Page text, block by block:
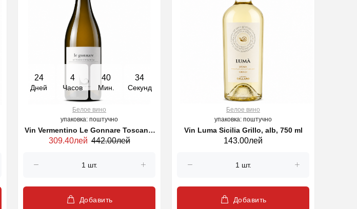
24
Дней
4
Часов
40
Мин.
33
Секунд
Белое вино
упаковка: поштучно
Vin Vermentino Le Gonnare Toscana,
alb 750ml
309.40лей 442.00лей
Добавить
Белое вино
упаковка: поштучно
Vin Luma Sicilia Grillo, alb, 750 ml
143.00лей
Добавить